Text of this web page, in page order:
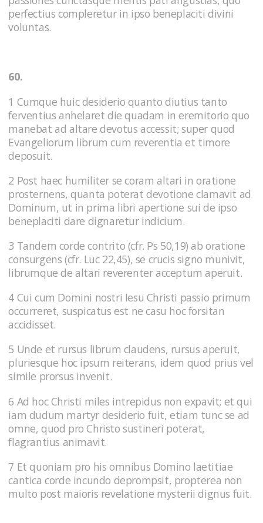
perfectius compleretur in ipso beneplaciti divini
voluntas.
60.
1 Cumque huic desiderio quanto diutius tanto
ferventius anhelaret die quadam in eremitorio quo
manebat ad altare devotus accessit; super quod
Evangeliorum librum cum reverentia et timore
deposuit.
2 Post haec humiliter se coram altari in oratione
prosternens, quanta poterat devotione clamavit ad
Dominum, ut in prima libri apertione sui de ipso
beneplaciti dare dignaretur indicium.
3 Tandem corde contrito (cfr. Ps 50,19) ab oratione
consurgens (cfr. Luc 22,45), se crucis signo munivit,
librumque de altari reverenter acceptum aperuit.
4 Cui cum Domini nostri Iesu Christi passio primum
occurreret, suspicatus est ne casu hoc forsitan
accidisset.
5 Unde et rursus librum claudens, rursus aperuit,
pluriesque hoc ipsum reiterans, idem quod prius vel
simile prorsus invenit.
6 Ad hoc Christi miles intrepidus non expavit; et qui
iam dudum martyr desiderio fuit, etiam tunc se ad
omne, quod pro Christo sustineri poterat,
flagrantius animavit.
7 Et quoniam pro his omnibus Domino laetitiae
cantica corde incundo deprompsit, propterea non
multo post maioris revelatione mysterii dignus fuit.